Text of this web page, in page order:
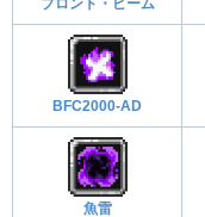
プロント・ビーム
BFC2000-AD
魚雷